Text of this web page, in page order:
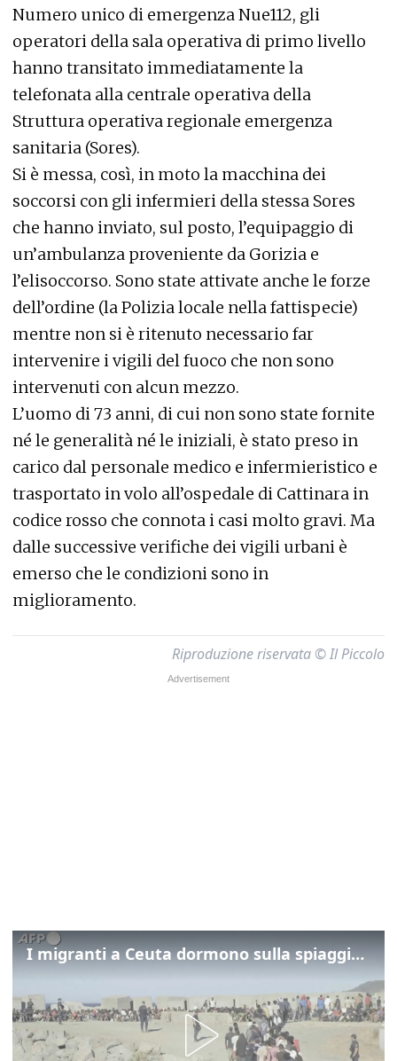
Numero unico di emergenza Nue112, gli
operatori della sala operativa di primo livello
hanno transitato immediatamente la
telefonata alla centrale operativa della
Struttura operativa regionale emergenza
sanitaria (Sores).
Si è messa, così, in moto la macchina dei
soccorsi con gli infermieri della stessa Sores
che hanno inviato, sul posto, l’equipaggio di
un’ambulanza proveniente da Gorizia e
l’elisoccorso. Sono state attivate anche le forze
dell’ordine (la Polizia locale nella fattispecie)
mentre non si è ritenuto necessario far
intervenire i vigili del fuoco che non sono
intervenuti con alcun mezzo.
L’uomo di 73 anni, di cui non sono state fornite
né le generalità né le iniziali, è stato preso in
carico dal personale medico e infermieristico e
trasportato in volo all’ospedale di Cattinara in
codice rosso che connota i casi molto gravi. Ma
dalle successive verifiche dei vigili urbani è
emerso che le condizioni sono in
miglioramento.
Riproduzione riservata © Il Piccolo
I migranti a Ceuta dormono sulla spiaggia: "Vogliamo entrare in Europa"